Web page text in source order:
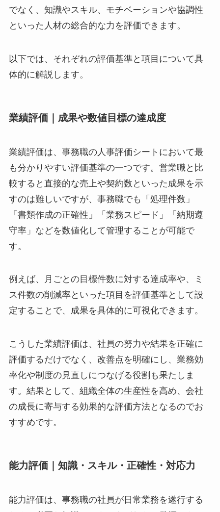
でなく、知識やスキル、モチベーションや協調性
といった人材の総合的な力を評価できます。
以下では、それぞれの評価基準と項目について具
体的に解説します。
業績評価｜成果や数値目標の達成度
業績評価は、事務職の人事評価シートにおいて最
も分かりやすい評価基準の一つです。営業職と比
較すると直接的な売上や契約数といった成果を示
すのは難しいですが、事務職でも「処理件数」
「書類作成の正確性」「業務スピード」「納期遵
守率」などを数値化して管理することが可能で
す。
例えば、月ごとの目標件数に対する達成率や、ミ
ス件数の削減率といった項目を評価基準として設
定することで、成果を具体的に可視化できます。
こうした業績評価は、社員の努力や結果を正確に
評価するだけでなく、改善点を明確にし、業務効
率化や制度の見直しにつなげる役割も果たしま
す。結果として、組織全体の生産性を高め、会社
の成長に寄与する効果的な評価方法となるのでお
すすめです。
能力評価｜知識・スキル・正確性・対応力
能力評価は、事務職の社員が日常業務を遂行する